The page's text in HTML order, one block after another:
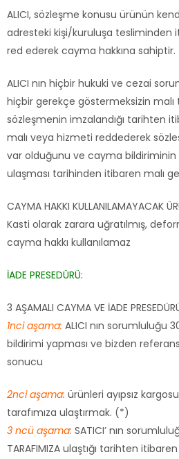
ALICI, sözleşme konusu ürünün
adresteki kişi/kuruluşa tesliminden
red ederek cayma hakkına sahiptir.
ALICI nın hiçbir hukuki ve cezai
hiçbir gerekçe göstermeksizin malı
sözleşmenin imzalandığı tarihten
malı veya hizmeti reddederek
var olduğunu ve cayma bildiriminin
ulaşması tarihinden itibaren malı
CAYMA HAKKI KULLANILAMAYACAK
Kasti olarak zarara uğratılmış,
cayma hakkı kullanılamaz
İADE PRESEDÜRÜ:
3 AŞAMALI CAYMA VE İADE
1nci aşama: ALICI nın sorumluluğu
bildirimi yapması ve bizden
sonucu
2nci aşama: ürünleri ayıpsız
tarafımıza ulaştırmak. (*)
3 ncü aşama: SATICI’ nın
TARAFIMIZA ulaştığı tarihten